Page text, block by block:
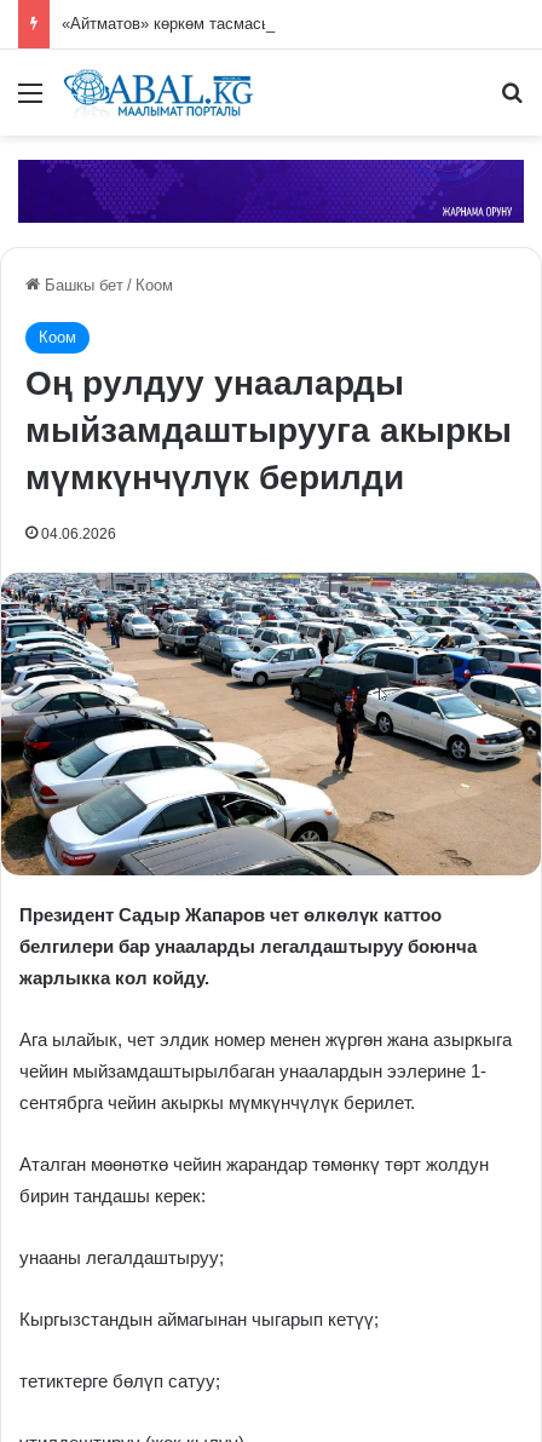
Меню
Башкы бет / Коом
Коом
Оң рулдуу унааларды
мыйзамдаштырууга акыркы
мүмкүнчүлүк берилди
04.06.2026
Президент Садыр Жапаров чет өлкөлүк каттоо
белгилери бар унааларды легалдаштыруу боюнча
жарлыкка кол койду.
Ага ылайык, чет элдик номер менен жүргөн жана азыркыга
чейин мыйзамдаштырылбаган унаалардын ээлерине 1-
сентябрга чейин акыркы мүмкүнчүлүк берилет.
Аталган мөөнөткө чейин жарандар төмөнкү төрт жолдун
бирин тандашы керек:
унааны легалдаштыруу;
Кыргызстандын аймагынан чыгарып кетүү;
тетиктерге бөлүп сатуу;